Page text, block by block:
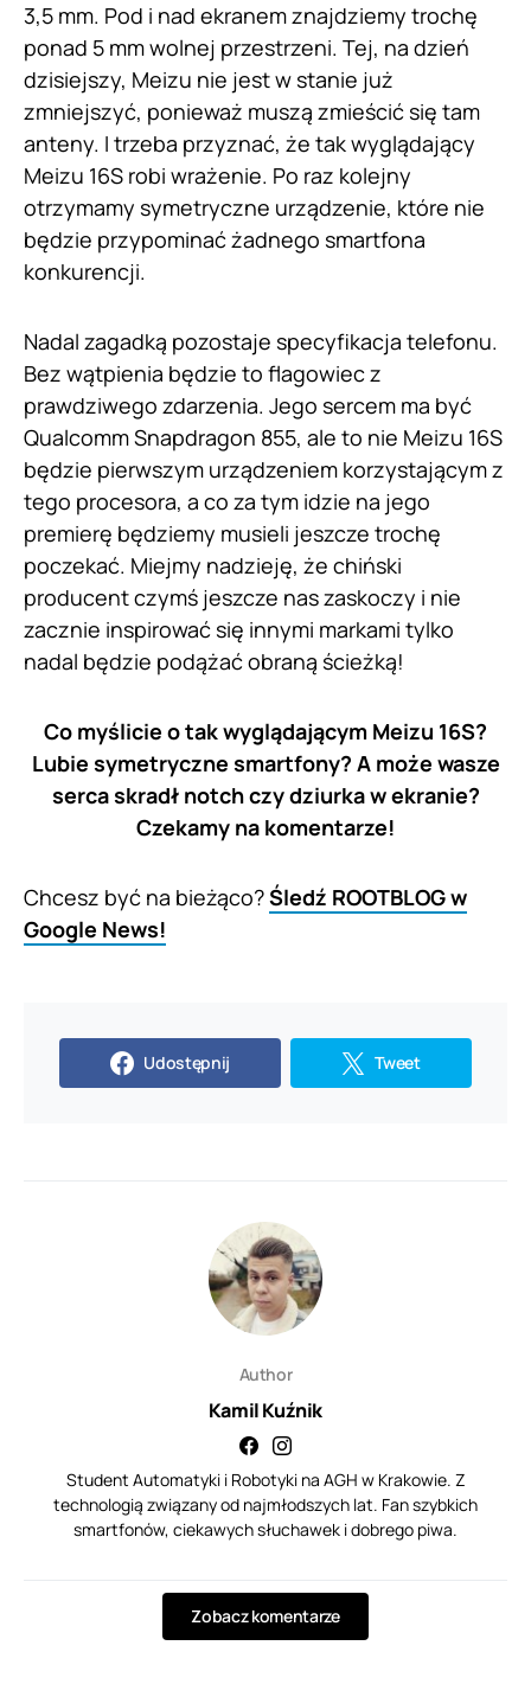
3,5 mm. Pod i nad ekranem znajdziemy trochę
ponad 5 mm wolnej przestrzeni. Tej, na dzień
dzisiejszy, Meizu nie jest w stanie już
zmniejszyć, ponieważ muszą zmieścić się tam
anteny. I trzeba przyznać, że tak wyglądający
Meizu 16S robi wrażenie. Po raz kolejny
otrzymamy symetryczne urządzenie, które nie
będzie przypominać żadnego smartfona
konkurencji.
Nadal zagadką pozostaje specyfikacja telefonu.
Bez wątpienia będzie to flagowiec z
prawdziwego zdarzenia. Jego sercem ma być
Qualcomm Snapdragon 855, ale to nie Meizu 16S
będzie pierwszym urządzeniem korzystającym z
tego procesora, a co za tym idzie na jego
premierę będziemy musieli jeszcze trochę
poczekać. Miejmy nadzieję, że chiński
producent czymś jeszcze nas zaskoczy i nie
zacznie inspirować się innymi markami tylko
nadal będzie podążać obraną ścieżką!
Co myślicie o tak wyglądającym Meizu 16S?
Lubie symetryczne smartfony? A może wasze
serca skradł notch czy dziurka w ekranie?
Czekamy na komentarze!
Chcesz być na bieżąco?Śledź ROOTBLOG w
Google News!
Udostępnij Tweet
Author
Kamil Kuźnik
Student Automatyki i Robotyki na AGH w Krakowie. Z
technologią związany od najmłodszych lat. Fan szybkich
smartfonów, ciekawych słuchawek i dobrego piwa.
Zobacz komentarze